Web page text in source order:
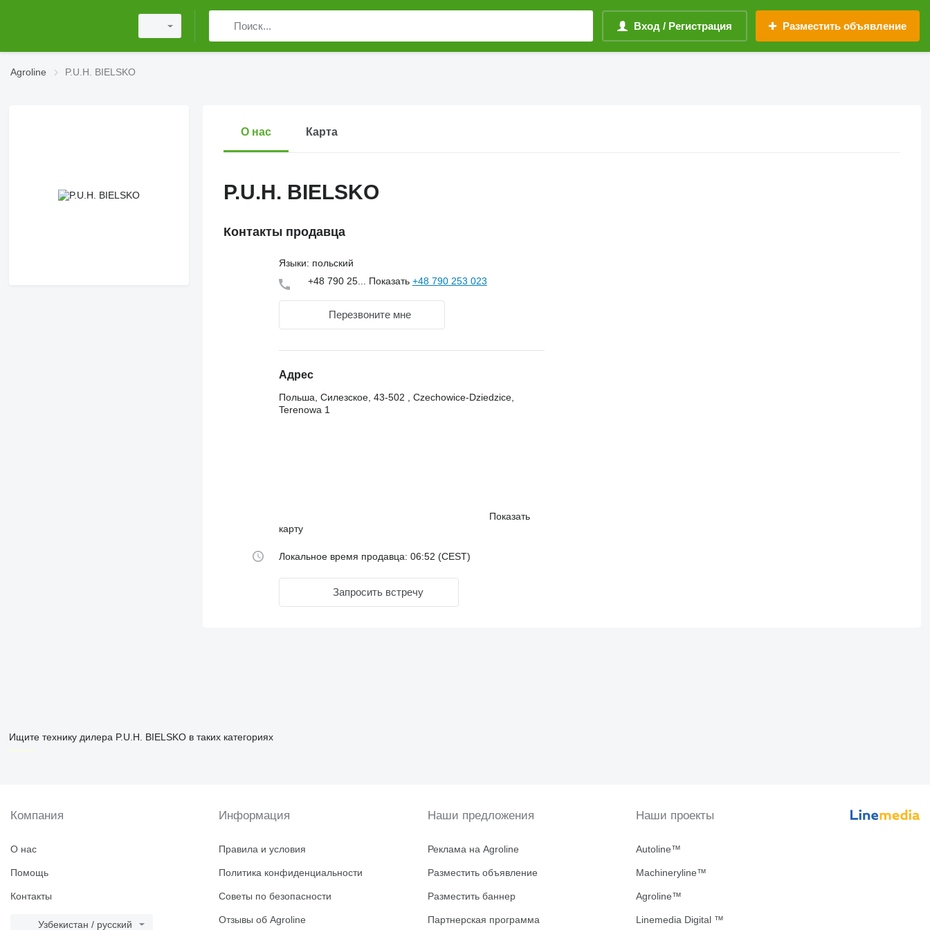
Вход / Регистрация Разместить объявление
Agroline P.U.H. BIELSKO
О нас Карта
P.U.H. BIELSKO
Контакты продавца
Языки: польский
+48 790 25... Показать +48 790 253 023
Перезвоните мне
Адрес
Польша, Силезское, 43-502 , Czechowice-Dziedzice,
Terenowa 1
Показать
карту
Локальное время продавца: 06:52 (CEST)
Запросить встречу
Ищите технику дилера P.U.H. BIELSKO в таких категориях
disallow-in-dsa
Компания
О нас
Помощь
Контакты
Узбекистан / русский
Информация
Правила и условия
Политика конфиденциальности
Советы по безопасности
Отзывы об Agroline
Наши предложения
Реклама на Agroline
Разместить объявление
Разместить баннер
Партнерская программа
Наши проекты
Autoline™
Machineryline™
Agroline™
Linemedia Digital ™